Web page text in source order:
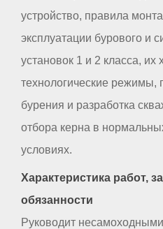
устройство, правила
эксплуатации бурового и
установок 1 и 2 класса, их
технологические режимы,
бурения и разработка
отбора керна в
условиях.
Характеристика работ,
обязанности
Руководит